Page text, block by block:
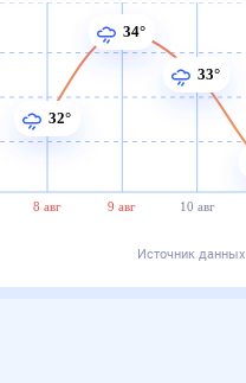
8 авг 9 авг 10 авг
32°
34°
33°
Источник данных